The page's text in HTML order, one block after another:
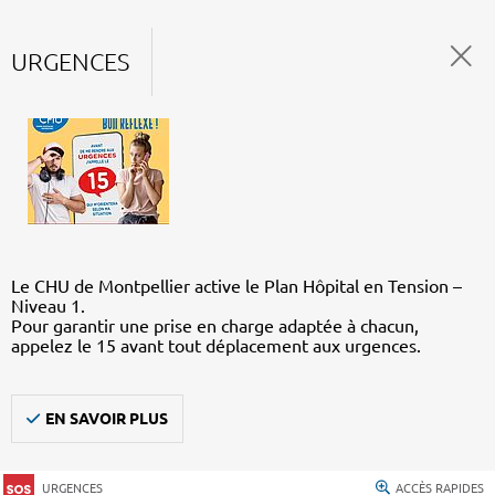
URGENCES
Le CHU de Montpellier active le Plan Hôpital en Tension –
Niveau 1.
Pour garantir une prise en charge adaptée à chacun,
appelez le 15 avant tout déplacement aux urgences.
EN SAVOIR PLUS
URGENCES ACCÈS RAPIDES